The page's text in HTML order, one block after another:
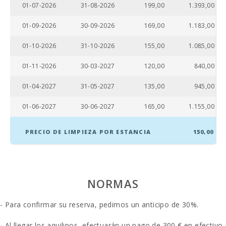
8,7
4.9
4,4
58.6
12,8
4,4
Ferry - Puerto de Palma (km): 67.8
Estación de tren Intermodal de Palma (km):
Parada de autobuses (km):
Distancia al aeropuerto (кm): 59.3
01-07-2026 31-08-2026 199,00 1.393,00
01-09-2026 30-09-2026 169,00 1.183,00
01-10-2026 31-10-2026 155,00 1.085,00
01-11-2026 30-03-2027 120,00 840,00
01-04-2027 31-05-2027 135,00 945,00
01-06-2027 30-06-2027 165,00 1.155,00
PRECIO DE LIMPIEZA POR ESTANCIA 150,00
NORMAS
- Para confirmar su reserva, pedimos un anticipo de 30%.